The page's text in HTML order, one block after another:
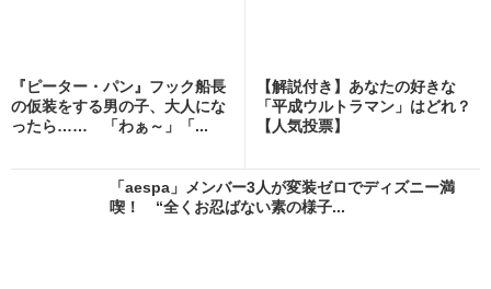
『ピーター・パン』フック船長
の仮装をする男の子、大人にな
ったら…… 「わぁ～」「...
【解説付き】あなたの好きな
「平成ウルトラマン」はどれ？
【人気投票】
「aespa」メンバー3人が変装ゼロでディズニー満
喫！ “全くお忍ばない素の様子...